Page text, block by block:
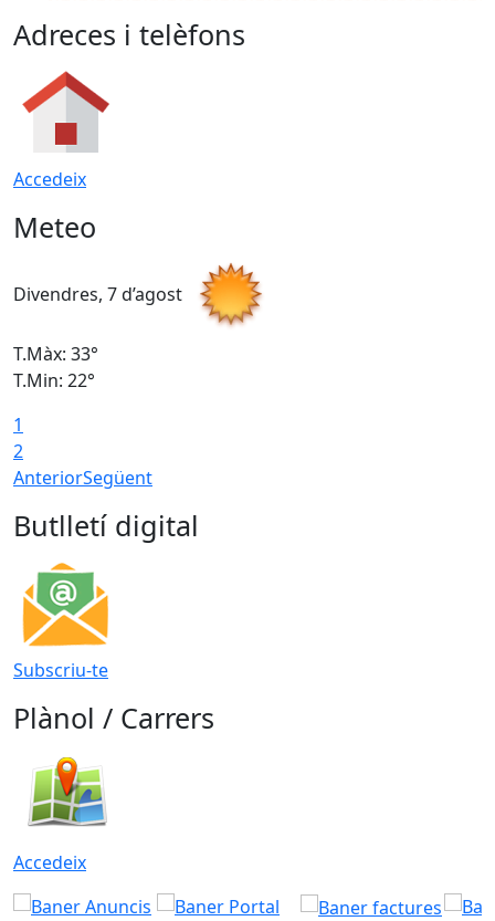
Adreces i telèfons
Accedeix
Meteo
Divendres, 7 d’agost
T.Màx: 33°
T.Min: 22°
1
2
AnteriorSegüent
Butlletí digital
Subscriu-te
Plànol / Carrers
Accedeix